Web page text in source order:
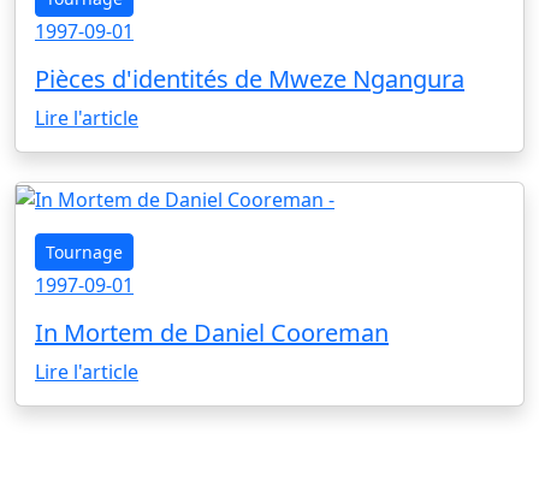
1997-09-01
Pièces d'identités de Mweze Ngangura
Lire l'article
Tournage
1997-09-01
In Mortem de Daniel Cooreman
Lire l'article